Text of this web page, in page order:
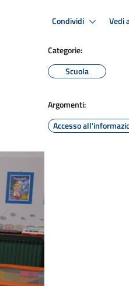
Condividi Vedi
Categorie:
Scuola
Argomenti:
Accesso